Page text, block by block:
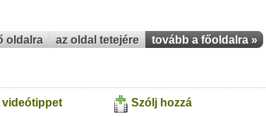
oldalra az oldal tetejére tovább a főoldalra »
videótippet Szólj hozzá